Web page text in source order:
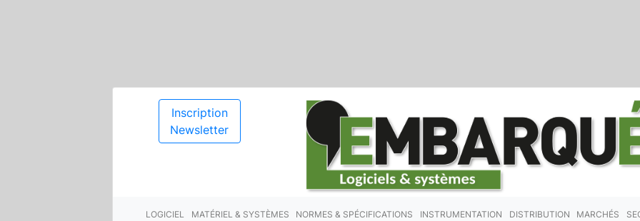
Inscription
Newsletter
LOGICIEL MATÉRIEL & SYSTÈMES NORMES & SPÉCIFICATIONS INSTRUMENTATION DISTRIBUTION MARCHÉS